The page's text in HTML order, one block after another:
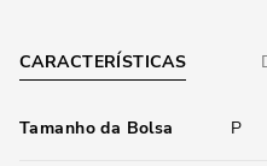
CARACTERÍSTICAS
Tamanho da Bolsa P